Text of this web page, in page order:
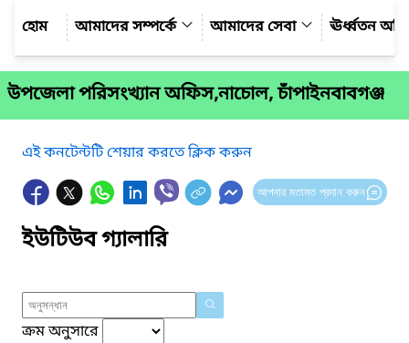
আমাদের সম্পর্কে
আমাদের সেবা ঊর্ধ্বতন
উপজেলা পরিসংখ্যান অফিস,নাচোল, চাঁপাইনবাবগঞ্জ
এই কনটেন্টটি শেয়ার করতে ক্লিক করুন
আপনার মতামত প্রদান করুন
ইউটিউব গ্যালারি
ক্রম অনুসারে